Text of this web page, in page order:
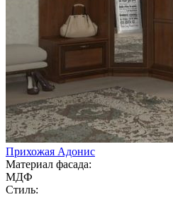
Прихожая Адонис
Материал фасада:
МДФ
Стиль: